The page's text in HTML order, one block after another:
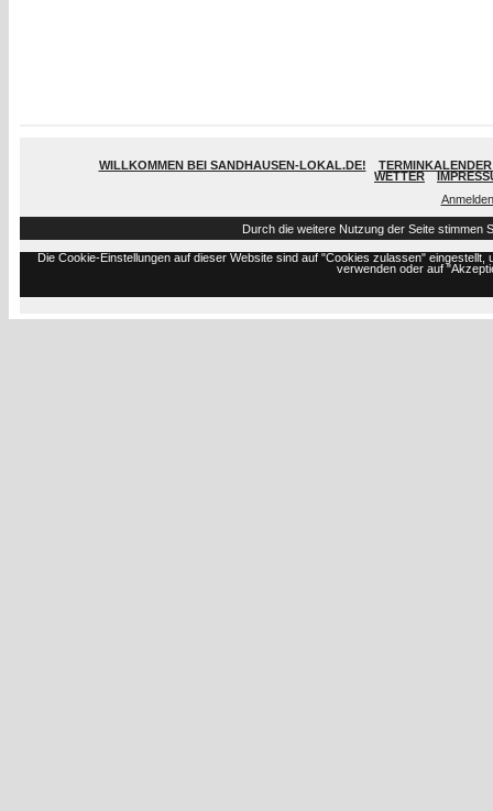
WILLKOMMEN BEI SANDHAUSEN-LOKAL.DE!
TERMINKALENDER
WETTER
Anmelden
Durch die weitere Nutzung der Seite stimmen
Die Cookie-Einstellungen auf dieser Website sind auf "Cookies zulassen"
verwenden oder auf